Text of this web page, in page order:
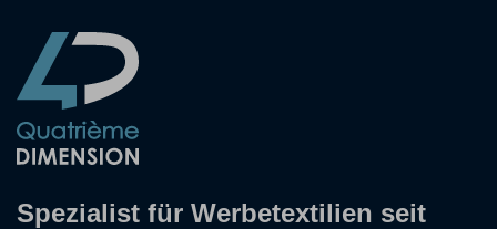
Spezialist für Werbetextilien seit